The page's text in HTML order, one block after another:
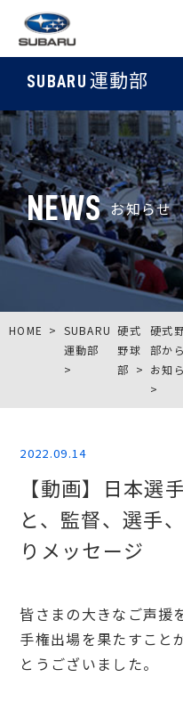
SUBARU 運動部
NEWS お知らせ
HOME
SUBARU
運動部
硬式
野球
部
硬式
部か
お知
2022.09.14
【動画】日本選
と、監督、選手
りメッセージ
皆さまの大きなご声援
手権出場を果たすこと
とうございました。